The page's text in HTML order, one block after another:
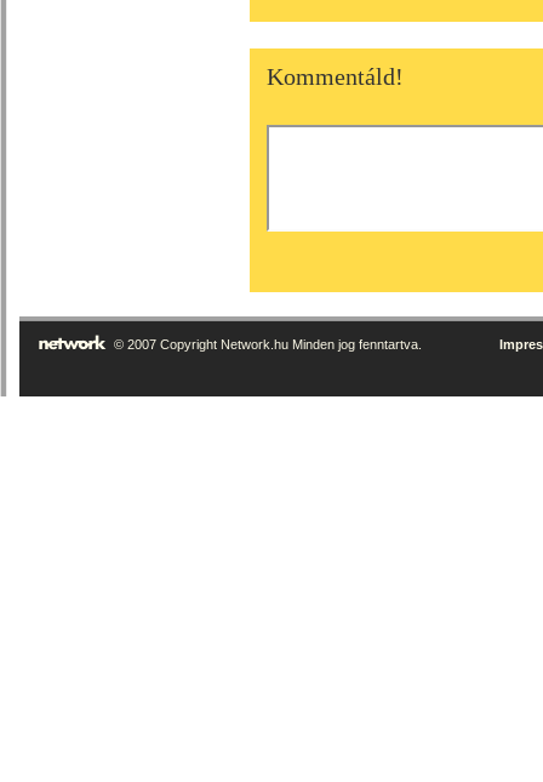
Kommentáld!
© 2007 Copyright Network.hu Minden jog fenntartva.